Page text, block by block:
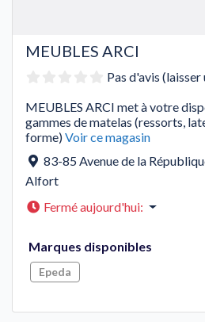
MEUBLES ARCI
Pas d'avis (laisser
MEUBLES ARCI met à votre
gammes de matelas (ressorts,
forme)Voir ce magasin
83-85 Avenue de la
Alfort
Fermé aujourd'hui:
Marques disponibles
Epeda